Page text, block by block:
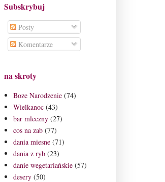
Subskrybuj
Posty
Komentarze
na skroty
Boze Narodzenie (74)
Wielkanoc (43)
bar mleczny (27)
cos na zab (77)
dania miesne (71)
dania z ryb (23)
danie wegetariańskie (57)
desery (50)